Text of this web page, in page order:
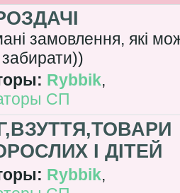
замовлення, які
забирати))
Rybbik,
СП
І ДІТЕЙ
Rybbik,